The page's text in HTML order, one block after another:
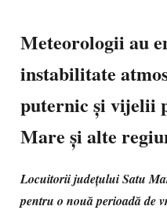
Meteorologii au
instabilitate
puternic și vijelii
Mare și alte
Locuitorii județului Satu
pentru o nouă perioadă de